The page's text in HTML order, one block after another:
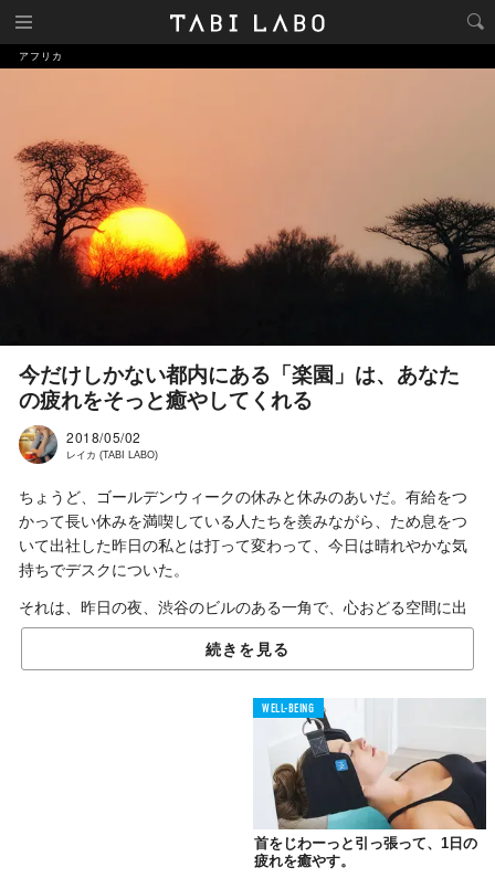
アフリカ
今だけしかない都内にある「楽園」は、あなた
の疲れをそっと癒やしてくれる
2018/05/02
レイカ (TABI LABO)
ちょうど、ゴールデンウィークの休みと休みのあいだ。有給をつ
かって長い休みを満喫している人たちを羨みながら、ため息をつ
いて出社した昨日の私とは打って変わって、今日は晴れやかな気
持ちでデスクについた。
それは、昨日の夜、渋谷のビルのある一角で、心おどる空間に出
会えたから。
世間は明日からまたお休み。だからこそ、これを読んでいる皆さ
んにもぜひ行ってみて欲しいので、なにがあったのかコッソリ教
きのう、出社してため息をつきながら自分の席に座った私。憂鬱
に感じていた原因は、休み明けにすぐ社内でおこなうプレゼンの
準備をしなければいけなかったから。
続きを見る
WELL-BEING
首をじわーっと引っ張って、1日の
疲れを癒やす。